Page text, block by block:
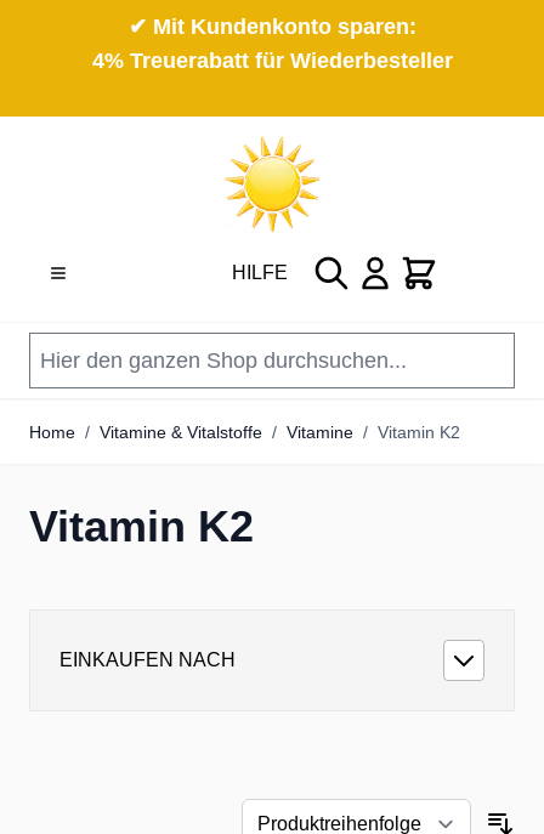
✔ Mit Kundenkonto sparen:
4% Treuerabatt für Wiederbesteller
HILFE Suche Cart
Home / Vitamine & Vitalstoffe / Vitamine / Vitamin K2
Vitamin K2
EINKAUFEN NACH